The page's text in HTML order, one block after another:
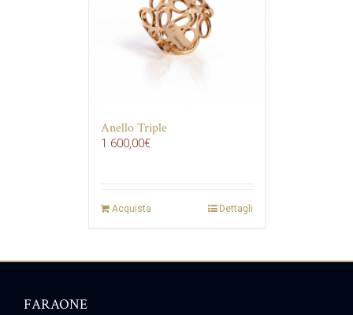
Anello Triple
1.600,00€
Acquista Dettagli
FARAONE